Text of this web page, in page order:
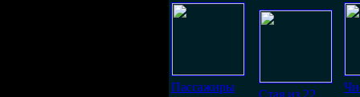
Пассажиры
Стая из 22